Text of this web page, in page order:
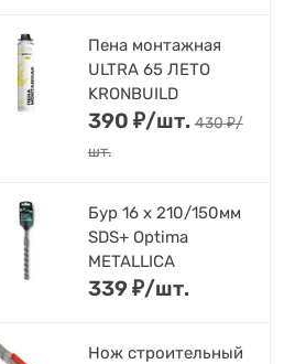
Пена монтажная
ULTRA 65 ЛЕТО
KRONBUILD
390 ₽/шт. 430₽/
шт.
Бур 16 х 210/150мм
SDS+ Optima
METALLICA
339₽/шт.
Нож строительный